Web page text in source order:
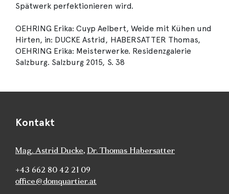
Spätwerk perfektionieren wird.
OEHRING Erika: Cuyp Aelbert, Weide mit Kühen und
Hirten, in: DUCKE Astrid, HABERSATTER Thomas,
OEHRING Erika: Meisterwerke. Residenzgalerie
Salzburg. Salzburg 2015, S. 38
Kontakt
Mag. Astrid Ducke, Dr. Thomas Habersatter
+43 662 80 42 21 09
office@domquartier.at